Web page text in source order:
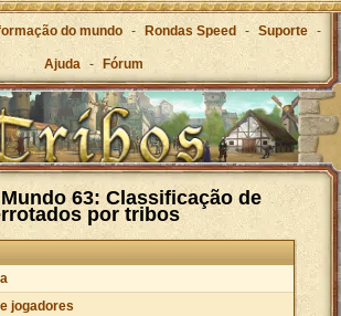
do mundo - Rondas Speed - Suporte -
Ajuda - Fórum
63: Classificação de
por tribos
jogadores